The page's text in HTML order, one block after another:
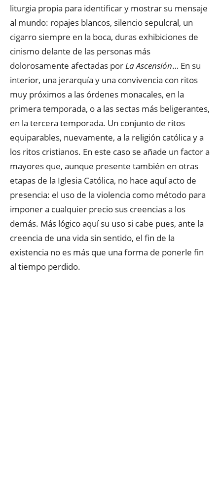
liturgia propia para identificar y mostrar su mensaje
al mundo: ropajes blancos, silencio sepulcral, un
cigarro siempre en la boca, duras exhibiciones de
cinismo delante de las personas más
dolorosamente afectadas por La Ascensión… En su
interior, una jerarquía y una convivencia con ritos
muy próximos a las órdenes monacales, en la
primera temporada, o a las sectas más beligerantes,
en la tercera temporada. Un conjunto de ritos
equiparables, nuevamente, a la religión católica y a
los ritos cristianos. En este caso se añade un factor a
mayores que, aunque presente también en otras
etapas de la Iglesia Católica, no hace aquí acto de
presencia: el uso de la violencia como método para
imponer a cualquier precio sus creencias a los
demás. Más lógico aquí su uso si cabe pues, ante la
creencia de una vida sin sentido, el fin de la
existencia no es más que una forma de ponerle fin
al tiempo perdido.